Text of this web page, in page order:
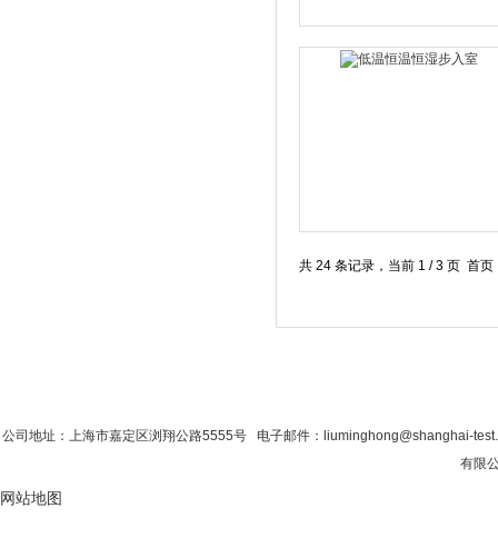
共 24 条记录，当前 1 / 3 页 首
公司地址：上海市嘉定区浏翔公路5555号 电子邮件：liuminghong@shanghai-
有限公
网站地图